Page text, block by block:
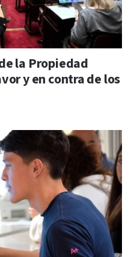
la Propiedad
y en contra de los